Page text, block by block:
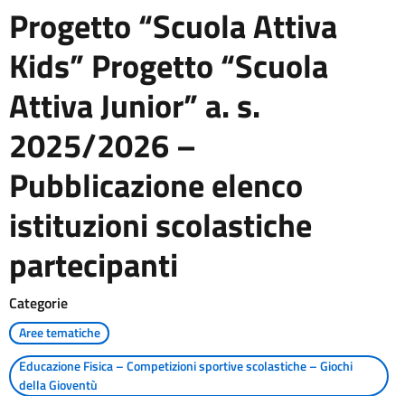
Progetto “Scuola Attiva
Kids” Progetto “Scuola
Attiva Junior” a. s.
2025/2026 –
Pubblicazione elenco
istituzioni scolastiche
partecipanti
Categorie
Aree tematiche
Educazione Fisica – Competizioni sportive scolastiche – Giochi
della Gioventù